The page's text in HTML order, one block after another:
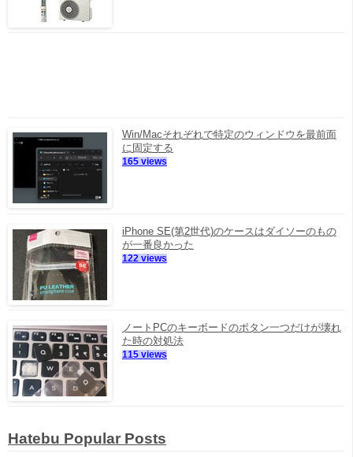
Win/Macそれぞれで特定のウィンドウを最前面
に固定する
165 views
iPhone SE(第2世代)のケースはダイソーのもの
が一番良かった
122 views
ノートPCのキーボードのボタン一つだけが壊れ
た時の対処法
115 views
Hatebu Popular Posts